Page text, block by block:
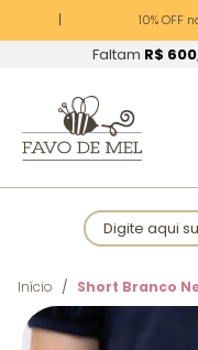
10% OFF
Faltam R$
Digite aqui
Início Short Branco